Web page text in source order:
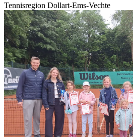
Tennisregion Dollart-Ems-Vechte